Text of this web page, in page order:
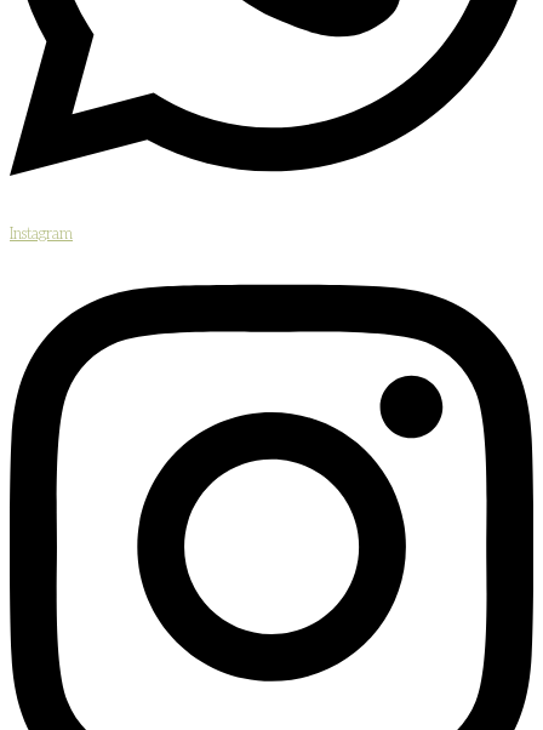
Instagram